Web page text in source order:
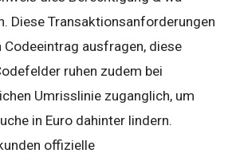
Diese Transaktionsanforderungen
ausfragen, diese
ruhen zudem bei
Umrisslinie zuganglich, um
in Euro dahinter lindern.
offizielle